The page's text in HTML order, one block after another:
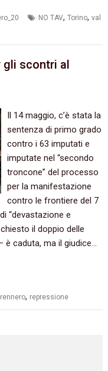
NO TAV,Torino,val
gli scontri al
Il 14 maggio, c’è stata la
sentenza di primo grado
contro i 63 imputati e
imputate nel “secondo
troncone” del processo
per la manifestazione
contro le frontiere del 7
“devastazione e
il doppio delle
caduta, ma il giudice…
, repressione